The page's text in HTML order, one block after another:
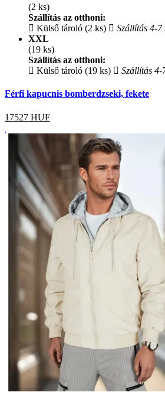
(2 ks)
Szállítás az otthoni:
Külső tároló (2 ks)
Szállítás 4-
XXL
(19 ks)
Szállítás az otthoni:
Külső tároló (19 ks)
Szállítás
Férfi kapucnis bomberdzseki, fekete
17527 HUF